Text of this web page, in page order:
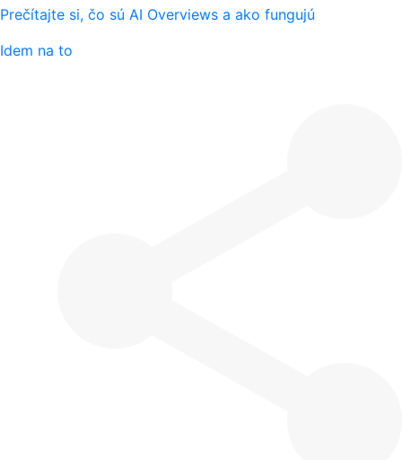
Prečítajte si, čo sú AI Overviews a ako fungujú
Idem na to